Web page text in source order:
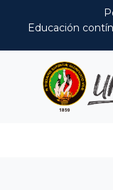
Educación